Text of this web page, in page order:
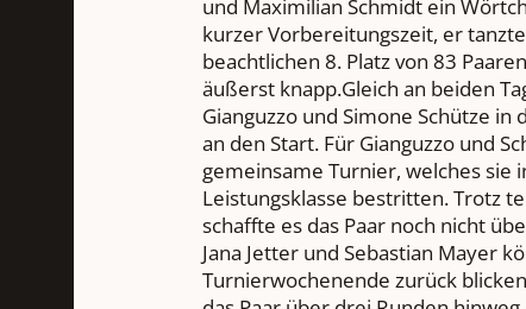
und Maximilian Schmidt ein
kurzer Vorbereitungszeit, er
beachtlichen 8. Platz von 83
äußerst knapp.Gleich an beiden
Gianguzzo und Simone Schütze
an den Start. Für Gianguzzo und
gemeinsame Turnier, welches sie
Leistungsklasse bestritten. Trotz
schaffte es das Paar noch nicht
Jana Jetter und Sebastian Mayer
Turnierwochenende zurück